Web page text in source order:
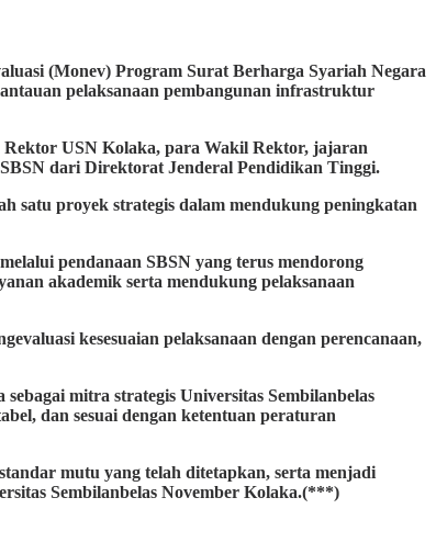
(Monev) Program Surat Berharga Syariah Negara
pelaksanaan pembangunan infrastruktur
Rektor USN Kolaka, para Wakil Rektor, jajaran
dari Direktorat Jenderal Pendidikan Tinggi.
satu proyek strategis dalam mendukung peningkatan
pendanaan SBSN yang terus mendorong
akademik serta mendukung pelaksanaan
kesesuaian pelaksanaan dengan perencanaan,
mitra strategis Universitas Sembilanbelas
dan sesuai dengan ketentuan peraturan
mutu yang telah ditetapkan, serta menjadi
Sembilanbelas November Kolaka.(***)